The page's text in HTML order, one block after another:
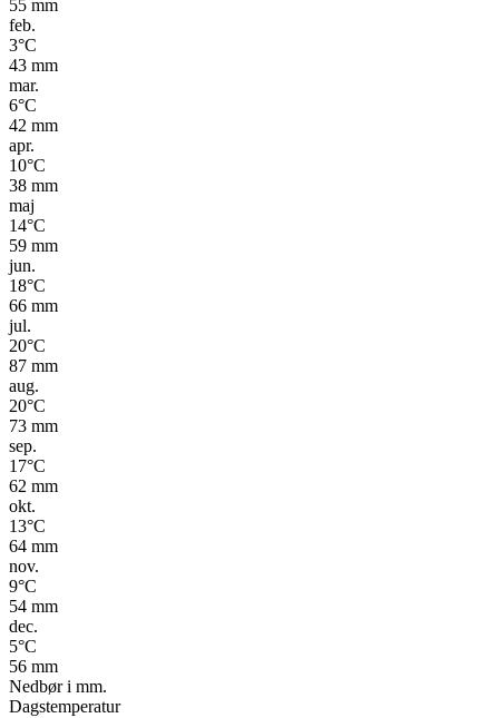
55 mm
feb.
3°C
43 mm
mar.
6°C
42 mm
apr.
10°C
38 mm
maj
14°C
59 mm
jun.
18°C
66 mm
jul.
20°C
87 mm
aug.
20°C
73 mm
sep.
17°C
62 mm
okt.
13°C
64 mm
nov.
9°C
54 mm
dec.
5°C
56 mm
Nedbør i mm.
Dagstemperatur